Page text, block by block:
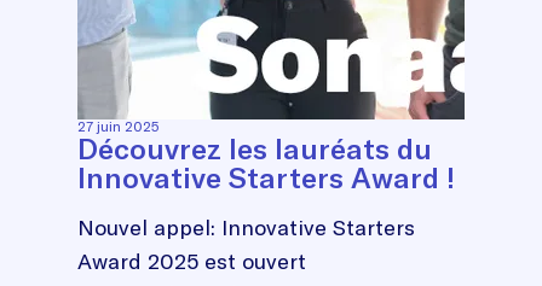
27 juin 2025
Découvrez les lauréats du
Innovative Starters Award !
Nouvel appel: Innovative Starters
Award 2025 est ouvert